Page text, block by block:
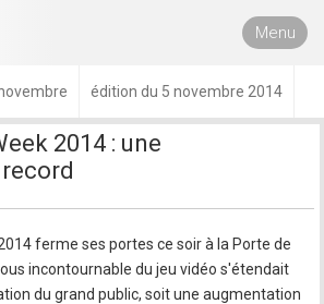
Menu
édition du 5 novembre 2014
2014 : une
ferme ses portes ce soir à la Porte de
incontournable du jeu vidéo s'étendait
du grand public, soit une augmentation